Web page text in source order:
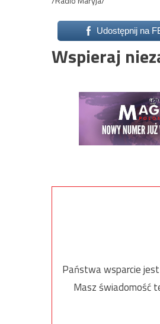
Udostępnij na
Wspieraj
Państwa wsparcie jest
Masz świadomość